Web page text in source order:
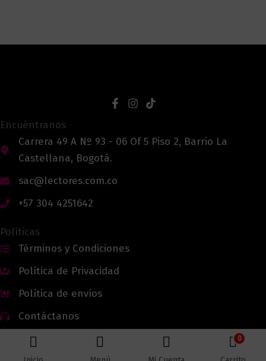
Encuéntranos
Carrera 49 A Nº 93 - 06 Of 5 Piso 2, Barrio La
Castellana, Bogotá.
sac@lectores.com.co
+57 304 4251642
Políticas
Términos y Condiciones
Política de Privacidad
Política de envíos
Contáctanos
0